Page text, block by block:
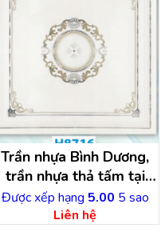
Trần nhựa Bình Dương,
trần nhựa thả tấm tại
Bình Dương
Được xếp hạng 5.00 5 sao
Liên hệ